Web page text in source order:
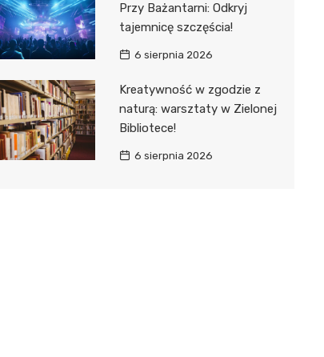
Przy Bażantarni: Odkryj
tajemnicę szczęścia!
6 sierpnia 2026
Kreatywność w zgodzie z
naturą: warsztaty w Zielonej
Bibliotece!
6 sierpnia 2026